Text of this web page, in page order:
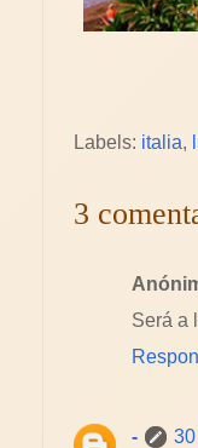
Labels: italia,
3
Será a
-